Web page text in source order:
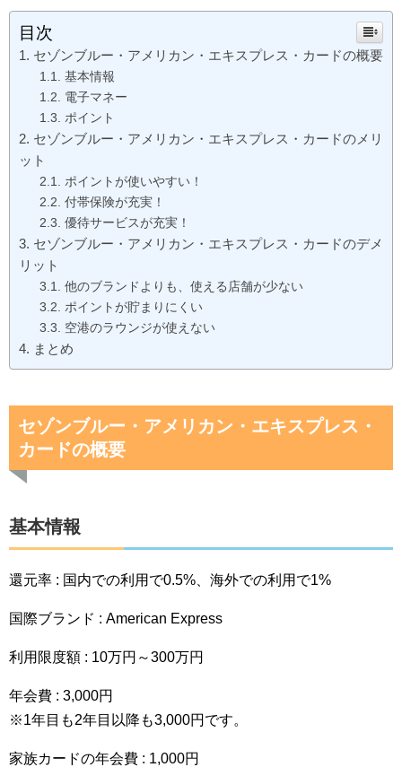
目次
セゾンブルー・アメリカン・エキスプレス・カードの概要
基本情報
電子マネー
ポイント
セゾンブルー・アメリカン・エキスプレス・カードのメリ
ット
ポイントが使いやすい！
付帯保険が充実！
優待サービスが充実！
セゾンブルー・アメリカン・エキスプレス・カードのデメ
リット
他のブランドよりも、使える店舗が少ない
ポイントが貯まりにくい
空港のラウンジが使えない
まとめ
セゾンブルー・アメリカン・エキスプレス・
カードの概要
基本情報
還元率 : 国内での利用で0.5%、海外での利用で1%
国際ブランド : American Express
利用限度額 : 10万円～300万円
年会費 : 3,000円
※1年目も2年目以降も3,000円です。
家族カードの年会費 : 1,000円